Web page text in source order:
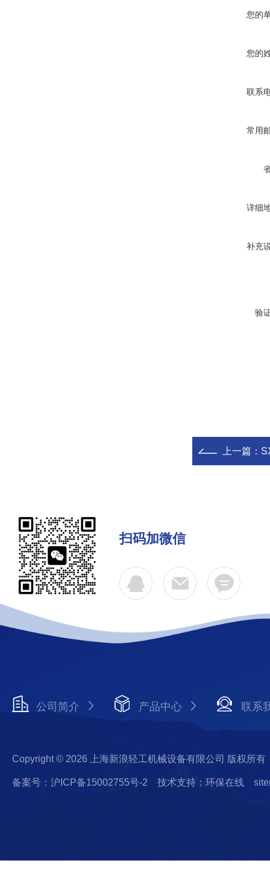
您的
您的
联系
常用
详细
补充
验
上一篇：
扫码加微信
公司简介 产品中心 联系
Copyright © 2026 上海新浪轻工机械设备有限公司 版权所有
备案号：沪ICP备15002755号-2 技术支持：环保在线